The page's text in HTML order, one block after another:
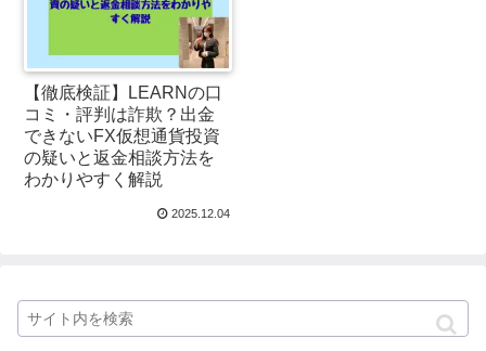
【徹底検証】LEARNの口
コミ・評判は詐欺？出金
できないFX仮想通貨投資
の疑いと返金相談方法を
わかりやすく解説
2025.12.04